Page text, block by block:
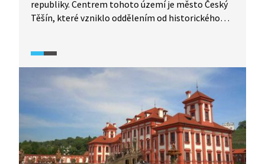
republiky. Centrem tohoto území je město Český
Těšín, které vzniklo oddělením od historického